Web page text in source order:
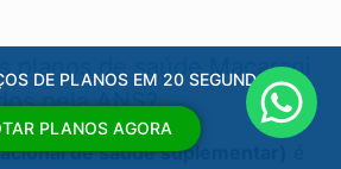
planos de saúde Macarani
pela ANS?
de saúde suplementar)
DE PLANOS EM 20 SEGUNDOS
PLANOS AGORA